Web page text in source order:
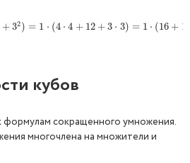
+32) = 1 ⋅ (4 ⋅ 4 + 12 +3 ⋅ 3) = 1 ⋅ (16 +
⋅(4⋅4+ 12 +3⋅ 3)= 1⋅( 16 +12+9) =1⋅37=37
кубов
формулам сокращенного умножения.
многочлена на множители и